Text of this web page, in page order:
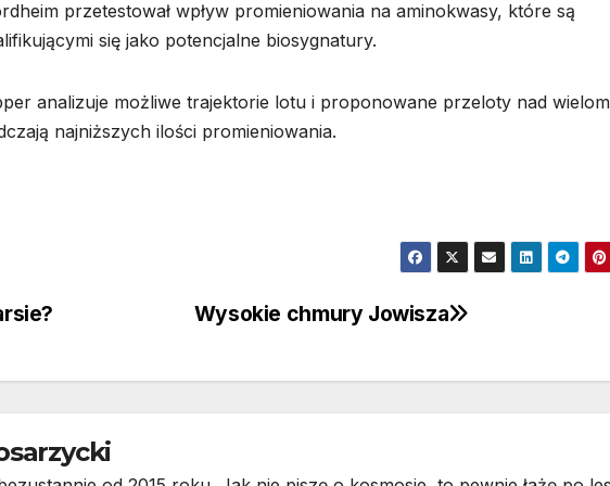
przetestował wpływ promieniowania na aminokwasy, które są
się jako potencjalne biosygnatury.
analizuje możliwe trajektorie lotu i proponowane przeloty nad
najniższych ilości promieniowania.
Wysokie chmury Jowisza